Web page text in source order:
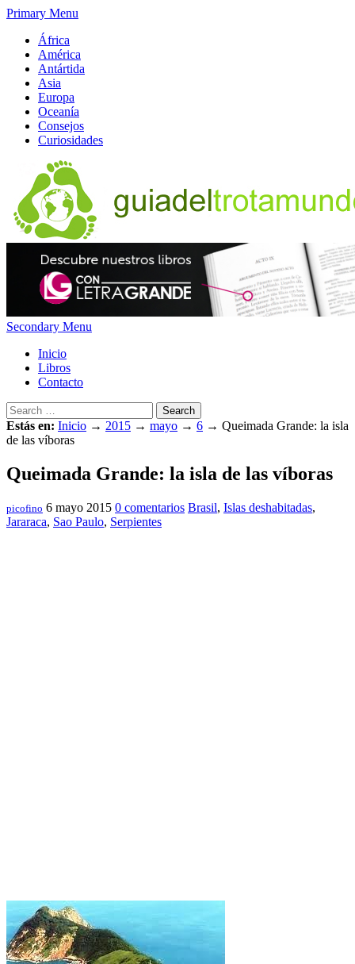
Primary Menu
África
América
Antártida
Asia
Europa
Oceanía
Consejos
Curiosidades
Secondary Menu
Inicio
Libros
Contacto
Search
Estás en: Inicio → 2015 → mayo → 6 → Queimada Grande: la isla
de las víboras
Queimada Grande: la isla de las víboras
picofino 6 mayo 2015 0 comentarios Brasil, Islas deshabitadas,
Jararaca, Sao Paulo, Serpientes